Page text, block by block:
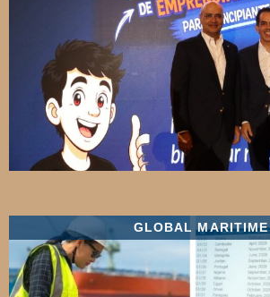
GLOBAL MARITIME